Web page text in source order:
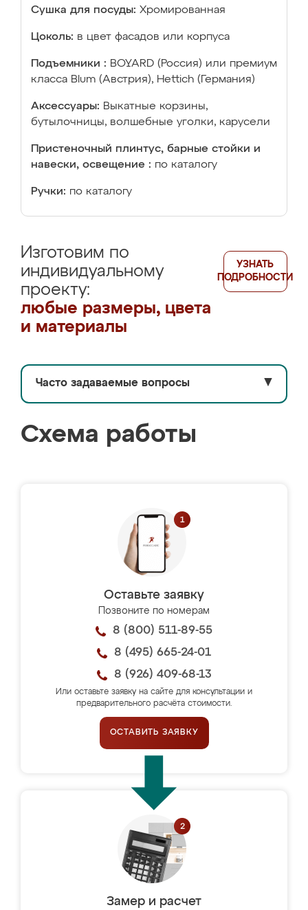
Сушка для посуды: Хромированная
Цоколь: в цвет фасадов или корпуса
Подъемники : BOYARD (Россия) или премиум
класса Blum (Австрия), Hettich (Германия)
Аксессуары: Выкатные корзины,
бутылочницы, волшебные уголки, карусели
Пристеночный плинтус, барные стойки и
навески, освещение : по каталогу
Ручки: по каталогу
Изготовим по
индивидуальному
проекту:
любые размеры, цвета
и материалы
УЗНАТЬ
ПОДРОБНОСТИ
Часто задаваемые вопросы ▼
Схема работы
Оставьте заявку
Позвоните по номерам
8 (800) 511-89-55
8 (495) 665-24-01
8 (926) 409-68-13
Или оставьте заявку на сайте для консультации и
предварительного расчёта стоимости.
ОСТАВИТЬ ЗАЯВКУ
Замер и расчет